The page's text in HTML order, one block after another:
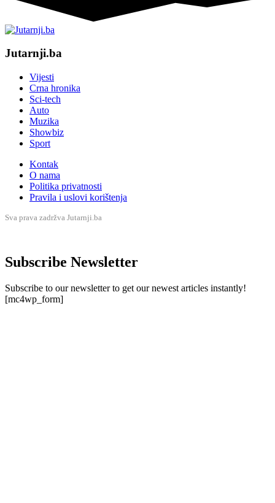
Jutarnji.ba
Vijesti
Crna hronika
Sci-tech
Auto
Muzika
Showbiz
Sport
Kontak
O nama
Politika privatnosti
Pravila i uslovi korištenja
Sva prava zadržva Jutarnji.ba
Subscribe Newsletter
Subscribe to our newsletter to get our newest articles instantly!
[mc4wp_form]